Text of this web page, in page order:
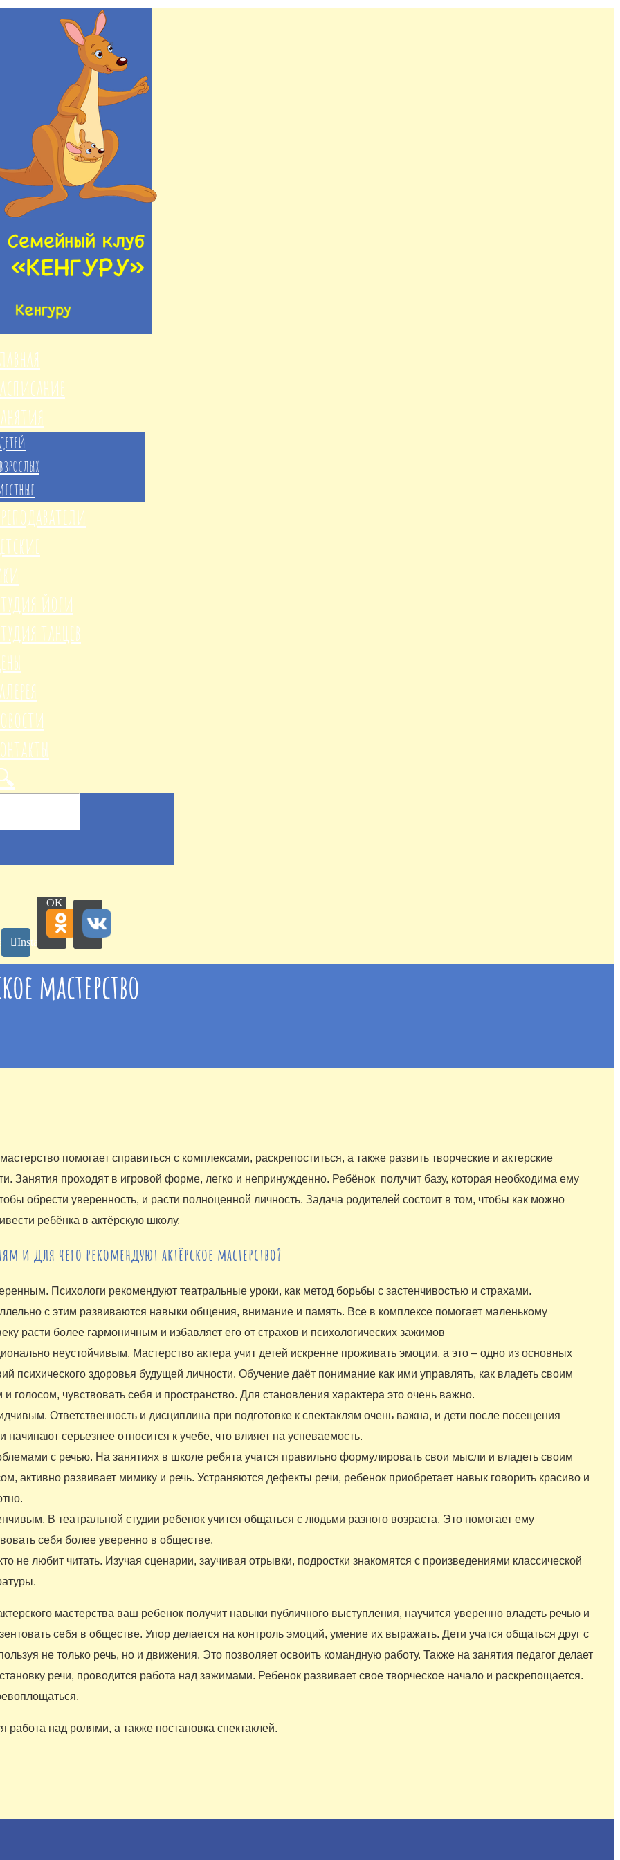
йоги
танцев
Instagram
OK
мастерство
помогает справиться с комплексами, раскрепоститься, а также развить творческие и актерские
Занятия проходят в игровой форме, легко и непринужденно. Ребёнок получит базу, которая необходима ему
обрести уверенность, и расти полноценной личность. Задача родителей состоит в том, чтобы как можно
ребёнка в актёрскую школу.
и для чего рекомендуют актёрское мастерство?
Психологи рекомендуют театральные уроки, как метод борьбы с застенчивостью и страхами.
с этим развиваются навыки общения, внимание и память. Все в комплексе помогает маленькому
расти более гармоничным и избавляет его от страхов и психологических зажимов
неустойчивым. Мастерство актера учит детей искренне проживать эмоции, а это – одно из основных
психического здоровья будущей личности. Обучение даёт понимание как ими управлять, как владеть своим
и голосом, чувствовать себя и пространство. Для становления характера это очень важно.
Ответственность и дисциплина при подготовке к спектаклям очень важна, и дети после посещения
начинают серьезнее относится к учебе, что влияет на успеваемость.
с речью. На занятиях в школе ребята учатся правильно формулировать свои мысли и владеть своим
активно развивает мимику и речь. Устраняются дефекты речи, ребенок приобретает навык говорить красиво и
В театральной студии ребенок учится общаться с людьми разного возраста. Это помогает ему
себя более уверенно в обществе.
не любит читать. Изучая сценарии, заучивая отрывки, подростки знакомятся с произведениями классической
мастерства ваш ребенок получит навыки публичного выступления, научится уверенно владеть речью и
себя в обществе. Упор делается на контроль эмоций, умение их выражать. Дети учатся общаться друг с
не только речь, но и движения. Это позволяет освоить командную работу. Также на занятия педагог делает
речи, проводится работа над зажимами. Ребенок развивает свое творческое начало и раскрепощается.
работа над ролями, а также постановка спектаклей.